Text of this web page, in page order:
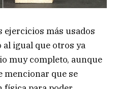
ejercicios más usados
al igual que otros ya
muy completo, aunque
mencionar que se